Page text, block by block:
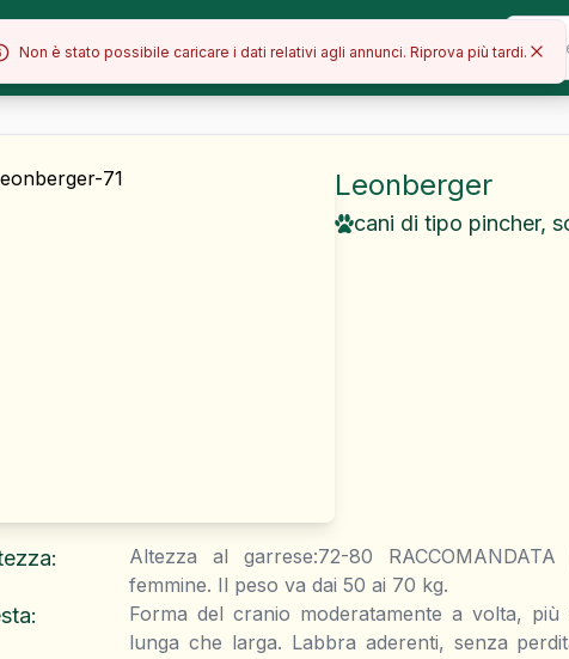
Non è stato possibile caricare i dati relativi agli annunci. Riprova più tardi.
AllevamentiRazzeBlog
Leonberger
cani di tipo pincher,
:
Altezza al garrese:72-80
femmine. Il peso va dai 50 ai 70 kg.
:
Forma del cranio moderatamente a volta,
lunga che larga. Labbra aderenti, senza